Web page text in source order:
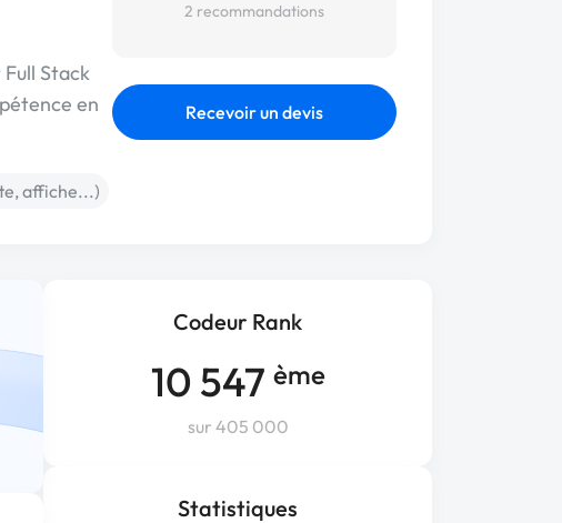
Stack
en
affiche...)
2 recommandations
Recevoir un devis
Codeur Rank
10 547 ème
sur 405 000
Statistiques